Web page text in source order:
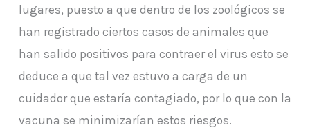
lugares, puesto a que dentro de los zoológicos se
han registrado ciertos casos de animales que
han salido positivos para contraer el virus esto se
deduce a que tal vez estuvo a carga de un
cuidador que estaría contagiado, por lo que con la
vacuna se minimizarían estos riesgos.